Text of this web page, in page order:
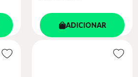
ADICIONAR